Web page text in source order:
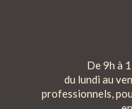
De 9h à
du lundi au
professionnels,